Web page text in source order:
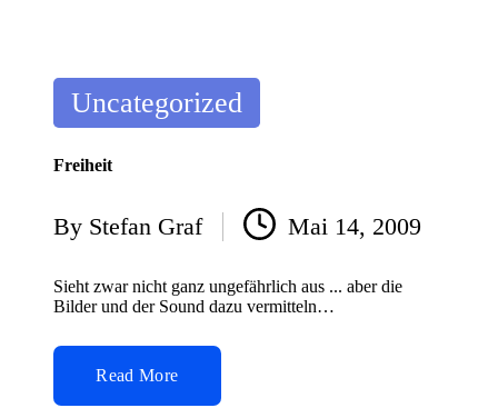
Posted
in
Uncategorized
Freiheit
Posted
by
By Stefan Graf Mai 14, 2009
Sieht zwar nicht ganz ungefährlich aus ... aber die
Bilder und der Sound dazu vermitteln…
Read More